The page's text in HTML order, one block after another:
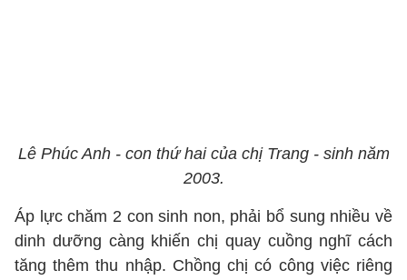
Lê Phúc Anh - con thứ hai của chị Trang - sinh năm
2003.
Áp lực chăm 2 con sinh non, phải bổ sung nhiều về
dinh dưỡng càng khiến chị quay cuồng nghĩ cách
tăng thêm thu nhập. Chồng chị có công việc riêng